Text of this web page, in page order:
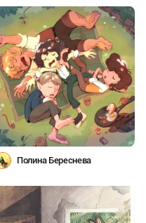
Полина Береснева